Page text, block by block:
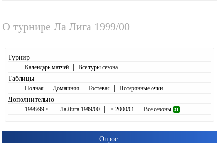
О турнире Ла Лига 1999/00
Турнир
Календарь матчей | Все туры сезона
Таблицы
Полная | Домашняя | Гостевая | Потерянные очки
Дополнительно
1998/99 < | Ла Лига 1999/00 | > 2000/01 | Все сезоны 31
Опрос: